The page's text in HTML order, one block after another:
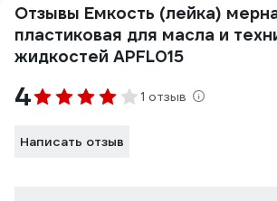
Отзывы Емкость (лейка)
пластиковая для масла и
жидкостей APFL015
4 1 отзыв
Написать отзыв